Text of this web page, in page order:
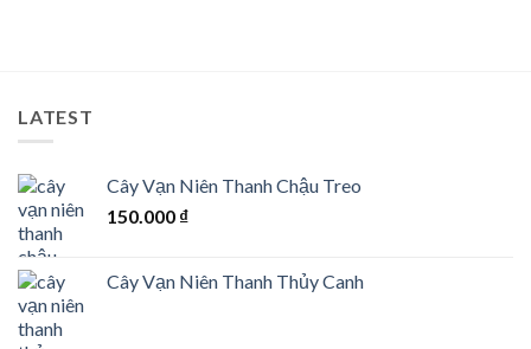
LATEST
Cây Vạn Niên Thanh Chậu Treo
150.000 ₫
Cây Vạn Niên Thanh Thủy Canh